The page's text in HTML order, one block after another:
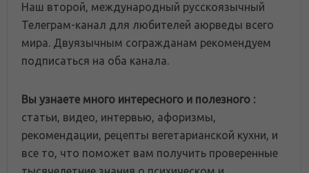
Наш второй, международный русскоязычный
Телеграм-канал для любителей аюрведы всего
мира. Двуязычным согражданам рекомендуем
подписаться на оба канала.
Вы узнаете много интересного и полезного :
статьи, видео, интервью, афоризмы,
рекомендации, рецепты вегетарианской кухни, и
все то, что поможет вам получить проверенные